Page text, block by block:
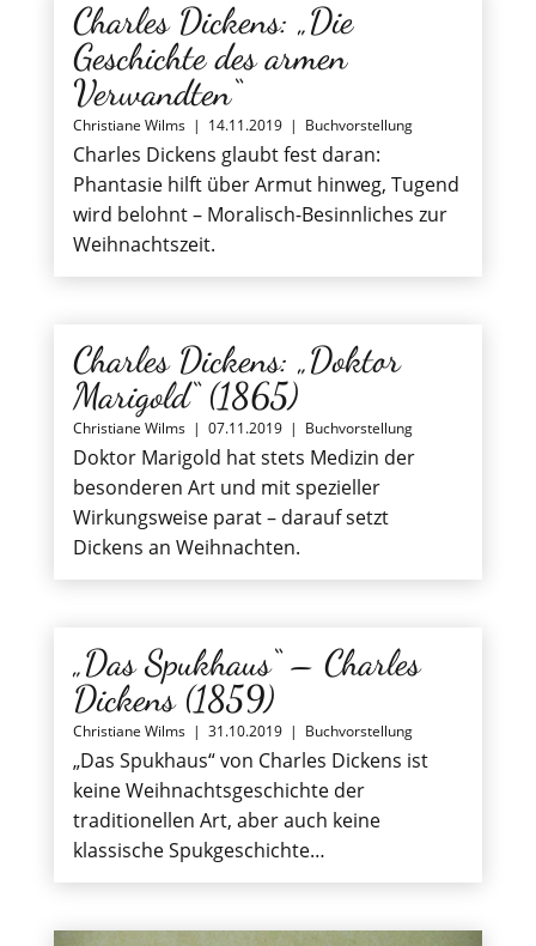
Charles Dickens: „Die
Geschichte des armen
Verwandten“
Christiane Wilms | 14.11.2019 | Buchvorstellung
Charles Dickens glaubt fest daran:
Phantasie hilft über Armut hinweg, Tugend
wird belohnt – Moralisch-Besinnliches zur
Weihnachtszeit.
Charles Dickens: „Doktor
Marigold“ (1865)
Christiane Wilms | 07.11.2019 | Buchvorstellung
Doktor Marigold hat stets Medizin der
besonderen Art und mit spezieller
Wirkungsweise parat – darauf setzt
Dickens an Weihnachten.
„Das Spukhaus“ – Charles
Dickens (1859)
Christiane Wilms | 31.10.2019 | Buchvorstellung
„Das Spukhaus“ von Charles Dickens ist
keine Weihnachtsgeschichte der
traditionellen Art, aber auch keine
klassische Spukgeschichte…